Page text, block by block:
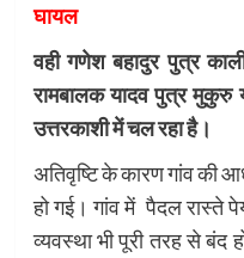
घायल
वही गणेश बहादुर पुत्र
रामबालक यादव पुत्र मुकुरु
उत्तरकाशी में चल रहा है।
अतिवृष्टि के कारण गांव की
हो गई। गांव में पैदल रास्ते
व्यवस्था भी पूरी तरह से बंद